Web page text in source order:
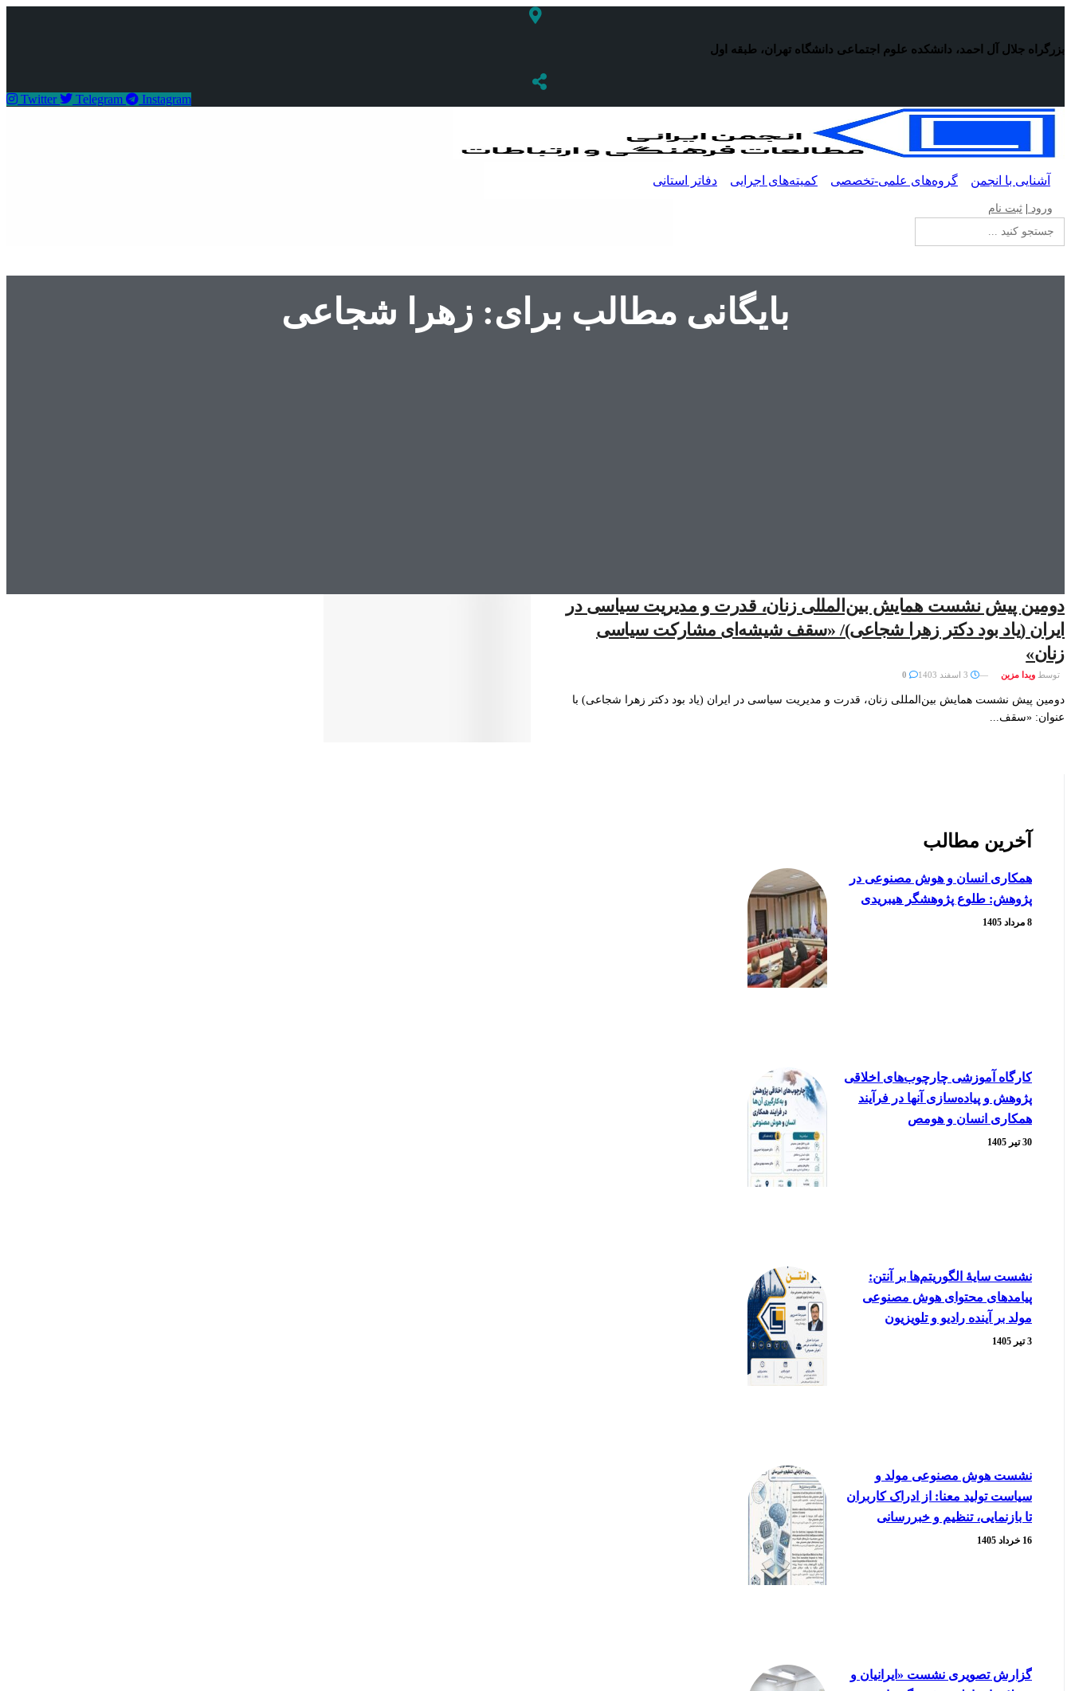
محتوا
بزرگراه جلال آل احمد، دانشکده علوم اجتماعی دانشگاه تهران، طبقه اول
Twitter Telegram Instagram
آشنایی با انجمن گروه‌های علمی-تخصصی کمیته‌های اجرایی دفاتر استانی
ورود ثبت نام
جستجو
برای:
بایگانی مطالب برای: زهرا شجاعی
دومین پیش نشست همایش بین‌المللی زنان، قدرت و مدیریت سیاسی در
ایران (یاد بود دکتر زهرا شجاعی)/ «سقف شیشه‌ای مشارکت سیاسی
زنان»
توسط ویدا مزین
دومین پیش نشست همایش بین‌المللی زنان، قدرت و مدیریت سیاسی در ایران (یاد بود دکتر زهرا شجاعی) با
عنوان: «سقف...
آخرین مطالب
همکاری انسان و هوش مصنوعی در
پژوهش: طلوع پژوهشگر هیبریدی
8 مرداد 1405
کارگاه آموزشی چارچوب‌های اخلاقی
پژوهش و پیاده‌سازی آنها در فرآیند
همکاری انسان و هومص
30 تیر 1405
نشست سایۀ الگوریتم‌ها بر آنتن:
پیامدهای محتوای هوش مصنوعی
مولد بر آینده رادیو و تلویزیون
3 تیر 1405
نشست هوش مصنوعی مولد و
سیاست تولید معنا: از ادراک کاربران
تا بازنمایی، تنظیم و خبررسانی
16 خرداد 1405
گزارش تصویری نشست «ایرانیان و